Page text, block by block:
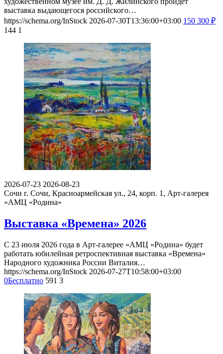
выставка выдающегося российского…
https://schema.org/InStock 2026-07-30T13:36:00+03:00 150 300 ₽
144 1
2026-07-23 2026-08-23
Сочи г. Сочи, Красноармейская ул., 24, корп. 1, Арт-галерея
«АМЦ «Родина»
Выставка «Времена» 2026
С 23 июля 2026 года в Арт-галерее «АМЦ «Родина» будет
работать юбилейная ретроспективная выставка «Времена»
Народного художника России Виталия…
https://schema.org/InStock 2026-07-27T10:58:00+03:00
0Бесплатно 591 3